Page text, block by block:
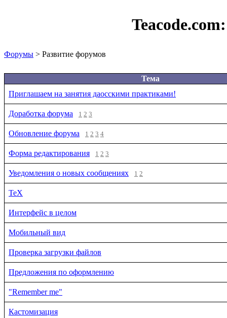
Форумы > Развитие форумов
Тема
Приглашаем на занятия даосскими практиками!
Доработка форума 1 2 3
Обновление форума 1 2 3 4
Форма редактирования 1 2 3
Уведомления о новых сообщениях 1 2
TeX
Интерфейс в целом
Мобильный вид
Проверка загрузки файлов
Предложения по оформлению
"Remember me"
Кастомизация